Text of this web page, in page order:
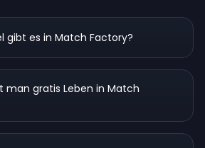
gibt es in Match Factory?
man gratis Leben in Match